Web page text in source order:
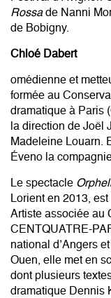
Rossade Nanni
de Bobigny.
Chloé Dabert
omédienne et
formée au
dramatique à Paris
la direction de Joël
Madeleine Louarn.
Éveno la
Le spectacle
Lorient en 2013,
Artiste associée au
CENTQUATRE-
national d’Angers
Ouen, elle met en
dont plusieurs
dramatique Dennis